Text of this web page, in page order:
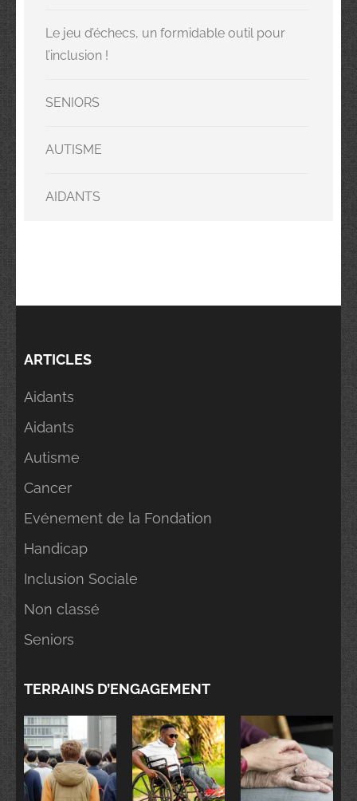
Le jeu d’échecs, un formidable outil pour
l’inclusion !
SENIORS
AUTISME
AIDANTS
ARTICLES
Aidants
Aidants
Autisme
Cancer
Evénement de la Fondation
Handicap
Inclusion Sociale
Non classé
Seniors
TERRAINS D’ENGAGEMENT